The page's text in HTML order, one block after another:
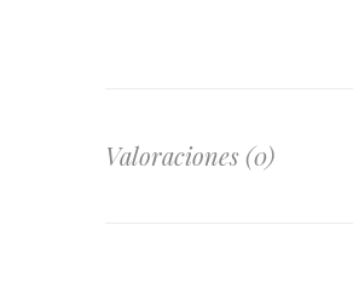
Valoraciones (0)